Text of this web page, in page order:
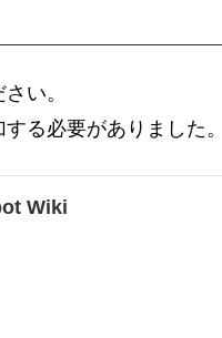
い。
る必要がありました。
Wiki